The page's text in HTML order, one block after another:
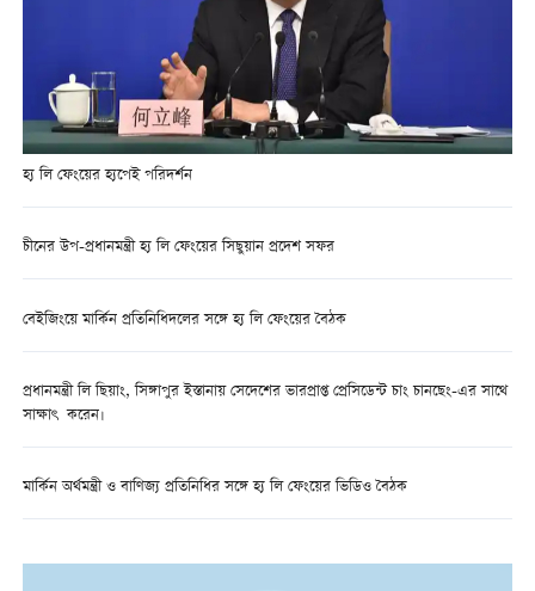
হ্য লি ফেংয়ের হ্যপেই পরিদর্শন
চীনের উপ-প্রধানমন্ত্রী হ্য লি ফেংয়ের সিছুয়ান প্রদেশ সফর
বেইজিংয়ে মার্কিন প্রতিনিধিদলের সঙ্গে হ্য লি ফেংয়ের বৈঠক
প্রধানমন্ত্রী লি ছিয়াং, সিঙ্গাপুর ইস্তানায় সেদেশের ভারপ্রাপ্ত প্রেসিডেন্ট চাং চানছেং-এর সাথে
সাক্ষাৎ করেন।
মার্কিন অর্থমন্ত্রী ও বাণিজ্য প্রতিনিধির সঙ্গে হ্য লি ফেংয়ের ভিডিও বৈঠক